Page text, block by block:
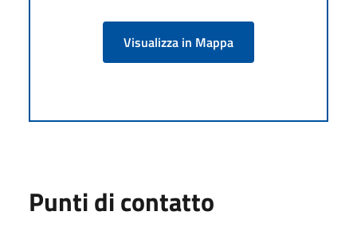
Visualizza in Mappa
Punti di contatto